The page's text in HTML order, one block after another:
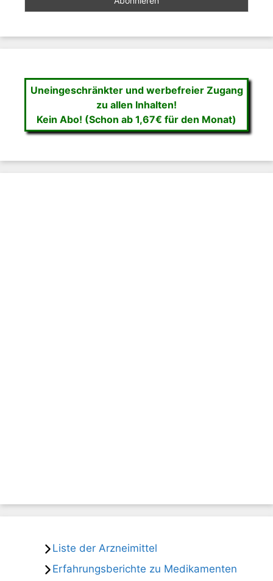
Uneingeschränkter und werbefreier Zugang
zu allen Inhalten!
Kein Abo! (Schon ab 1,67€ für den Monat)
Liste der Arzneimittel
Erfahrungsberichte zu Medikamenten